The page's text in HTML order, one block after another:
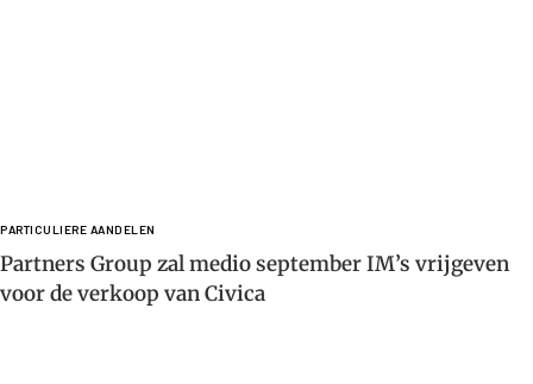
PARTICULIERE AANDELEN
Partners Group zal medio september IM’s vrijgeven
voor de verkoop van Civica